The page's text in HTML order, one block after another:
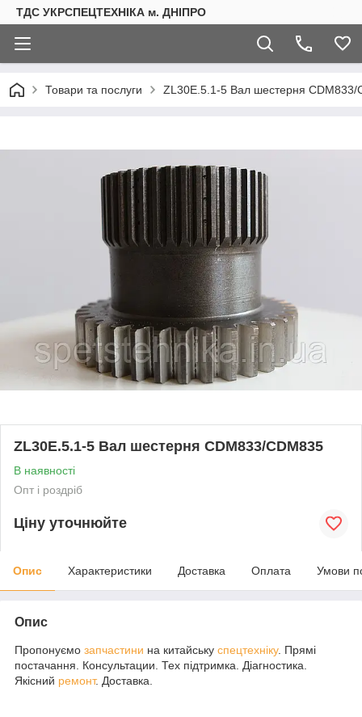
ТДС УКРСПЕЦТЕХНІКА м. ДНІПРО
Товари та послуги ZL30E.5.1-5 Вал шестерня CDM833/
ZL30E.5.1-5 Вал шестерня CDM833/CDM835
В наявності
Опт і роздріб
Ціну уточнюйте
Опис Характеристики Доставка Оплата Умови
Опис
Пропонуємо запчастини на китайську спецтехніку. Прямі
постачання. Консультации. Тех підтримка. Діагностика.
Якісний ремонт. Доставка.